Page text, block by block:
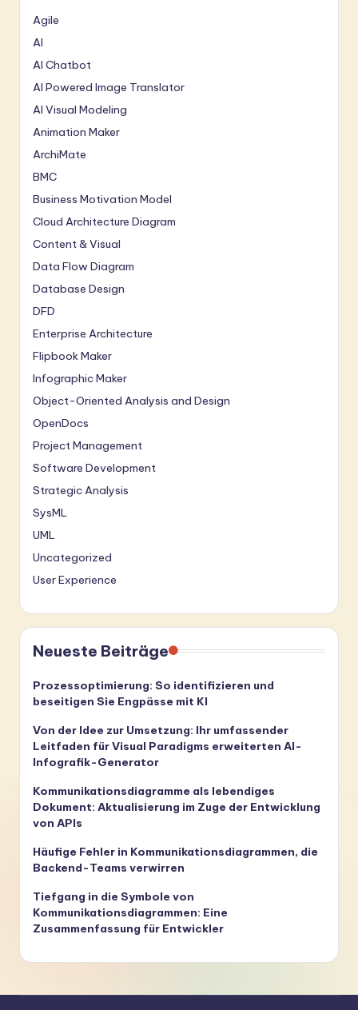
Agile
AI
AI Chatbot
AI Powered Image Translator
AI Visual Modeling
Animation Maker
ArchiMate
BMC
Business Motivation Model
Cloud Architecture Diagram
Content & Visual
Data Flow Diagram
Database Design
DFD
Enterprise Architecture
Flipbook Maker
Infographic Maker
Object-Oriented Analysis and Design
OpenDocs
Project Management
Software Development
Strategic Analysis
SysML
UML
Uncategorized
User Experience
Neueste Beiträge
Prozessoptimierung: So identifizieren und
beseitigen Sie Engpässe mit KI
Von der Idee zur Umsetzung: Ihr umfassender
Leitfaden für Visual Paradigms erweiterten AI-
Infografik-Generator
Kommunikationsdiagramme als lebendiges
Dokument: Aktualisierung im Zuge der Entwicklung
von APIs
Häufige Fehler in Kommunikationsdiagrammen, die
Backend-Teams verwirren
Tiefgang in die Symbole von
Kommunikationsdiagrammen: Eine
Zusammenfassung für Entwickler